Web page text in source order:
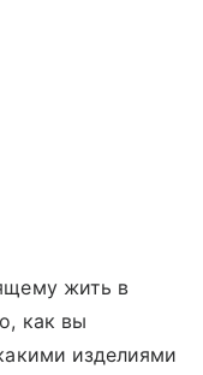
жить в
как вы
изделиями